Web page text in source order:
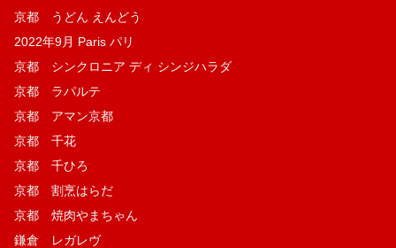
京都 うどん えんどう
2022年9月 Paris パリ
京都 シンクロニア ディ シンジハラダ
京都 ラパルテ
京都 アマン京都
京都 千花
京都 千ひろ
京都 割烹はらだ
京都 焼肉やまちゃん
鎌倉 レガレヴ